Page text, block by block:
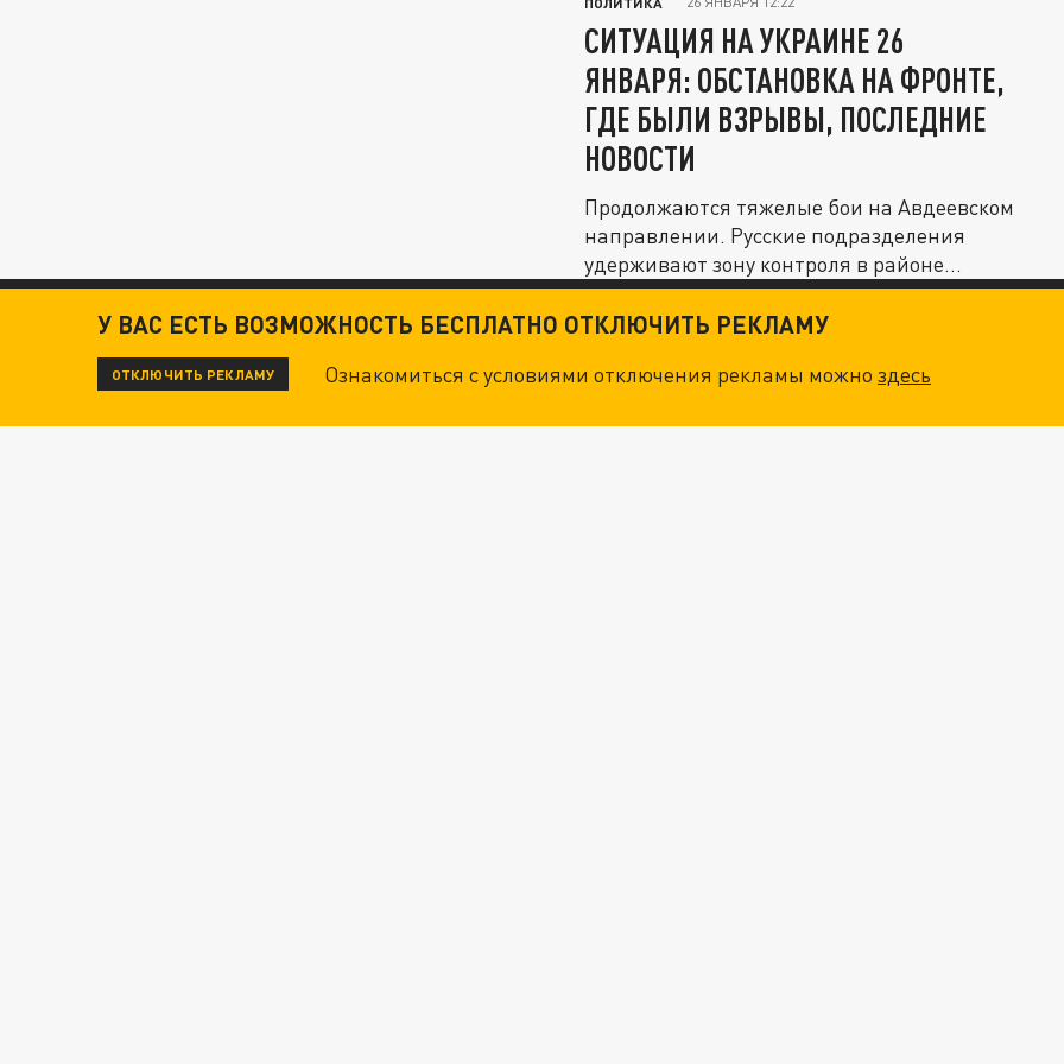
СИТУАЦИЯ НА УКРАИНЕ 26
ЯНВАРЯ: ОБСТАНОВКА НА ФРОНТЕ,
ГДЕ БЫЛИ ВЗРЫВЫ, ПОСЛЕДНИЕ
НОВОСТИ
Продолжаются тяжелые бои на Авдеевском
направлении. Русские подразделения
удерживают зону контроля в районе...
У ВАС ЕСТЬ ВОЗМОЖНОСТЬ БЕСПЛАТНО ОТКЛЮЧИТЬ РЕКЛАМУ
ОТКЛЮЧИТЬ РЕКЛАМУ Ознакомиться с условиями отключения рекламы можноздесь